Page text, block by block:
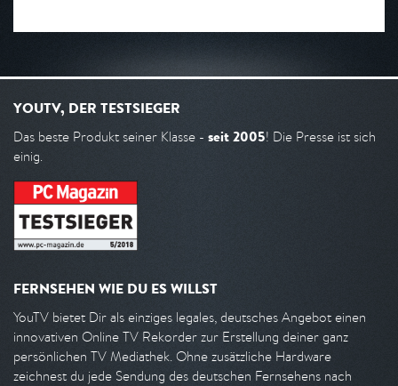
YOUTV, DER TESTSIEGER
Das beste Produkt seiner Klasse - seit 2005! Die Presse ist sich
einig.
FERNSEHEN WIE DU ES WILLST
YouTV bietet Dir als einziges legales, deutsches Angebot einen
innovativen Online TV Rekorder zur Erstellung deiner ganz
persönlichen TV Mediathek. Ohne zusätzliche Hardware
zeichnest du jede Sendung des deutschen Fernsehens nach